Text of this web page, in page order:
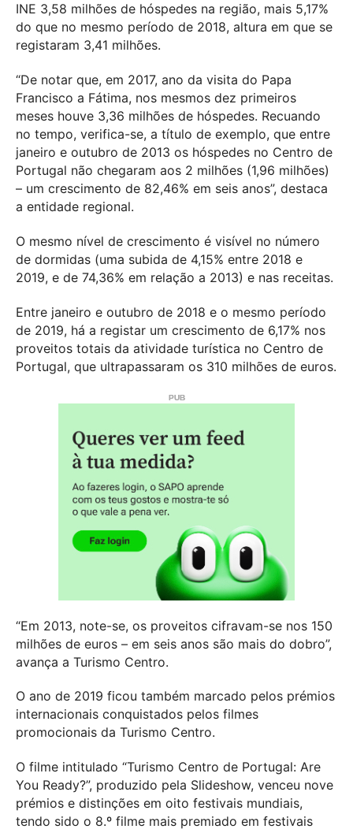
INE 3,58 milhões de hóspedes na região, mais 5,17%
do que no mesmo período de 2018, altura em que se
registaram 3,41 milhões.
“De notar que, em 2017, ano da visita do Papa
Francisco a Fátima, nos mesmos dez primeiros
meses houve 3,36 milhões de hóspedes. Recuando
no tempo, verifica-se, a título de exemplo, que entre
janeiro e outubro de 2013 os hóspedes no Centro de
Portugal não chegaram aos 2 milhões (1,96 milhões)
– um crescimento de 82,46% em seis anos”, destaca
a entidade regional.
O mesmo nível de crescimento é visível no número
de dormidas (uma subida de 4,15% entre 2018 e
2019, e de 74,36% em relação a 2013) e nas receitas.
Entre janeiro e outubro de 2018 e o mesmo período
de 2019, há a registar um crescimento de 6,17% nos
proveitos totais da atividade turística no Centro de
Portugal, que ultrapassaram os 310 milhões de euros.
“Em 2013, note-se, os proveitos cifravam-se nos 150
milhões de euros – em seis anos são mais do dobro”,
avança a Turismo Centro.
O ano de 2019 ficou também marcado pelos prémios
internacionais conquistados pelos filmes
promocionais da Turismo Centro.
O filme intitulado “Turismo Centro de Portugal: Are
You Ready?”, produzido pela Slideshow, venceu nove
prémios e distinções em oito festivais mundiais,
tendo sido o 8.º filme mais premiado em festivais